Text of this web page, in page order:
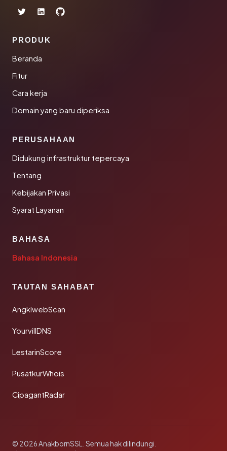
PRODUK
Beranda
Fitur
Cara kerja
Domain yang baru diperiksa
PERUSAHAAN
Didukung infrastruktur tepercaya
Tentang
Kebijakan Privasi
Syarat Layanan
BAHASA
Bahasa Indonesia
TAUTAN SAHABAT
AngklwebScan
YourvillDNS
LestarinScore
PusatkurWhois
CipagantRadar
© 2026 AnakbornSSL. Semua hak dilindungi.